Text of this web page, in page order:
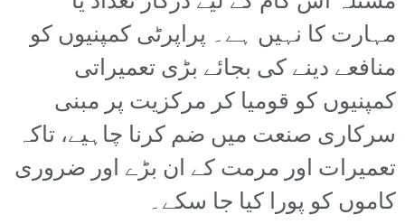
مہارت کا نہیں ہے۔ پراپرٹی کمپنیوں کو
منافعے دینے کی بجائے بڑی تعمیراتی
کمپنیوں کو قومیا کر مرکزیت پر مبنی
سرکاری صنعت میں ضم کرنا چاہیے، تاکہ
تعمیرات اور مرمت کے ان بڑے اور ضروری
کاموں کو پورا کیا جا سکے۔